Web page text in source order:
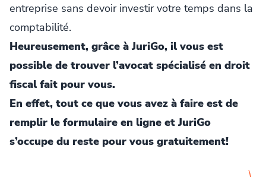
entreprise sans devoir investir votre temps dans la
comptabilité.
Heureusement, grâce à JuriGo, il vous est
possible de trouver l’avocat spécialisé en droit
fiscal fait pour vous.
En effet, tout ce que vous avez à faire est de
remplir le formulaire en ligne et JuriGo
s’occupe du reste pour vous gratuitement!